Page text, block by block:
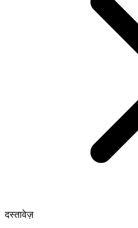
दस्तावेज़